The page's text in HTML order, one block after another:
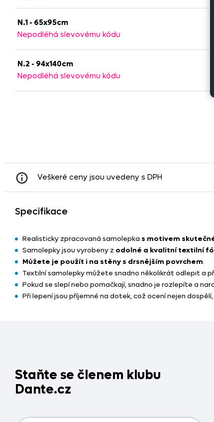
N.1 - 65x95cm
Nepodléhá slevovému kódu
N.2 - 94x140cm
Nepodléhá slevovému kódu
Veškeré ceny jsou uvedeny s DPH
Specifikace
Realisticky zpracovaná samolepka s motivem
Samolepky jsou vyrobeny z odolné a kvalitní textilní
Můžete je použít i na stěny s drsnějším povrchem.
Textilní samolepky můžete snadno několikrát odlepit a
Pokud se slepí nebo pomačkají, snadno je rozlepíte a
Při lepení jsou příjemné na dotek, což ocení nejen
Staňte se členem klubu
Dante.cz